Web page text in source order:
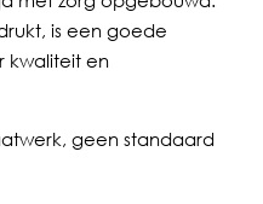
is een goede
kwaliteit en
geen standaard